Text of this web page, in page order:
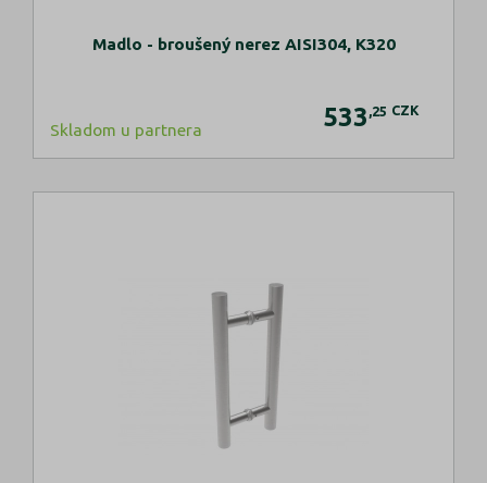
Madlo - broušený nerez AISI304, K320
Skladom u partnera 533 ,25 CZK